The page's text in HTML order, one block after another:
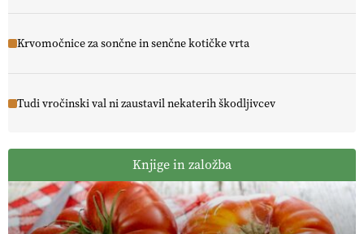
Krvomočnice za sončne in senčne kotičke vrta
Tudi vročinski val ni zaustavil nekaterih škodljivcev
Knjige in založba